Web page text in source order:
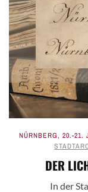
NÜRNBERG, 20.-21.
DER
In der